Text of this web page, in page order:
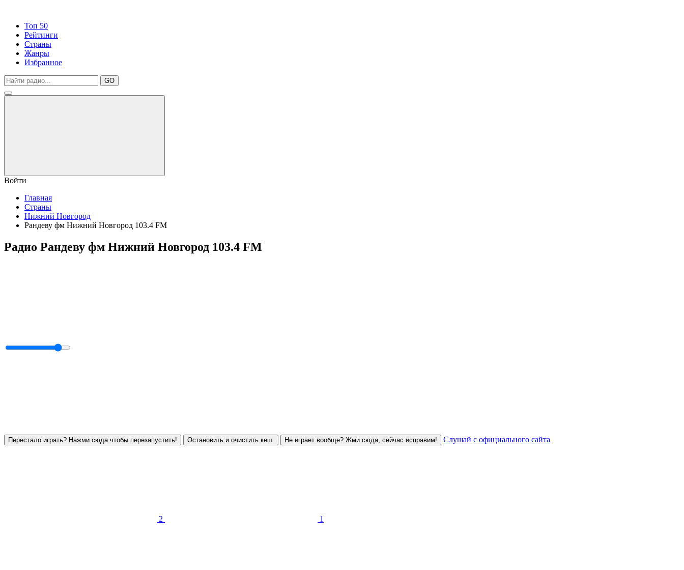
Топ 50
Рейтинги
Страны
Жанры
Избранное
GO
Войти
Главная
Страны
Нижний Новгород
Рандеву фм Нижний Новгород 103.4 FM
Радио Рандеву фм Нижний Новгород 103.4 FM
Перестало играть? Нажми сюда чтобы перезапустить! Остановить и очистить кеш. Не играет вообще? Жми сюда, сейчас исправим! Слушай с официального сайта
2 1